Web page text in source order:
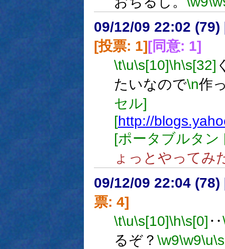
09/12/09 22:02 (79)
[投票: 1][同意: 1]
\t\u\s[10]\h\s[32]
たいなので\n作
セル]
[http://
[ポータブルタン
ょっとやってみ
09/12/09 22:04 (78)
票: 4]
\t\u\s[10]\h\s[0] ‥
るぞ？ \w9\w9\u